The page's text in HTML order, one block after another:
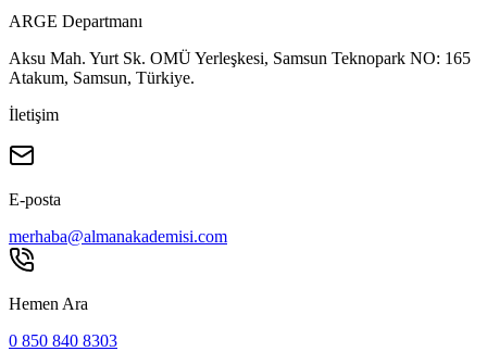
ARGE Departmanı
Aksu Mah. Yurt Sk. OMÜ Yerleşkesi, Samsun Teknopark NO: 165
Atakum, Samsun, Türkiye.
İletişim
E-posta
merhaba@almanakademisi.com
Hemen Ara
0 850 840 8303